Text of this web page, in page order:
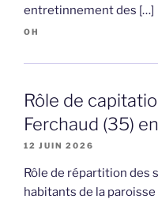
entretinnement des […]
OH
Rôle de
Ferchaud (35)
12 JUIN 2026
Rôle de répartition des
habitants de la